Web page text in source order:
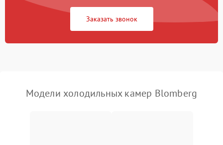
Заказать звонок
Модели холодильных камер Blomberg